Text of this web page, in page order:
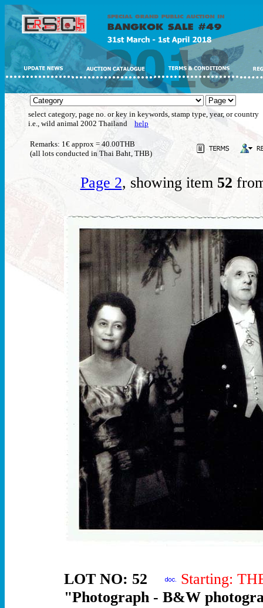
select category, page no. or key in keywords, stamp type, year, or country
i.e., wild animal 2002 Thailand help
Remarks: 1€ approx = 40.00THB
(all lots conducted in Thai Baht, THB)
Page 2, showing item 52
LOT NO: 52
Starting:
"Photograph - B&W